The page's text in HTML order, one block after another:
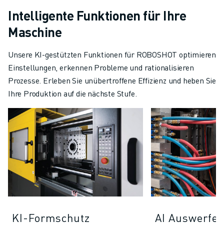
Intelligente Funktionen für Ihre
Maschine
Unsere KI-gestützten Funktionen für ROBOSHOT optimieren
Einstellungen, erkennen Probleme und rationalisieren
Prozesse. Erleben Sie unübertroffene Effizienz und heben Sie
Ihre Produktion auf die nächste Stufe.
KI-Formschutz AI